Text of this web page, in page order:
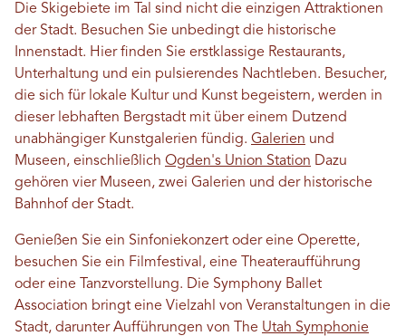
Die Skigebiete im Tal sind nicht die einzigen Attraktionen
der Stadt. Besuchen Sie unbedingt die historische
Innenstadt. Hier finden Sie erstklassige Restaurants,
Unterhaltung und ein pulsierendes Nachtleben. Besucher,
die sich für lokale Kultur und Kunst begeistern, werden in
dieser lebhaften Bergstadt mit über einem Dutzend
unabhängiger Kunstgalerien fündig. Galerien und
Museen, einschließlich Ogden's Union Station Dazu
gehören vier Museen, zwei Galerien und der historische
Bahnhof der Stadt.
Genießen Sie ein Sinfoniekonzert oder eine Operette,
besuchen Sie ein Filmfestival, eine Theateraufführung
oder eine Tanzvorstellung. Die Symphony Ballet
Association bringt eine Vielzahl von Veranstaltungen in die
Stadt, darunter Aufführungen von The Utah Symphonie